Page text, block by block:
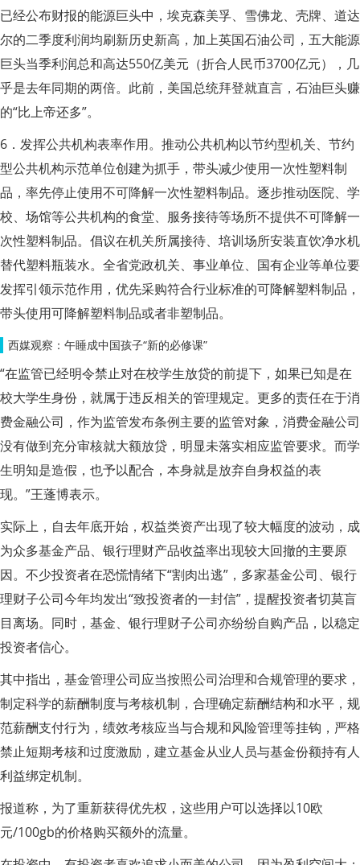
已经公布财报的能源巨头中，埃克森美孚、雪佛龙、壳牌、道达
尔的二季度利润均刷新历史新高，加上英国石油公司，五大能源
巨头当季利润总和高达550亿美元（折合人民币3700亿元），几
乎是去年同期的两倍。此前，美国总统拜登就直言，石油巨头赚
的“比上帝还多”。
6．发挥公共机构表率作用。推动公共机构以节约型机关、节约
型公共机构示范单位创建为抓手，带头减少使用一次性塑料制
品，率先停止使用不可降解一次性塑料制品。逐步推动医院、学
校、场馆等公共机构的食堂、服务接待等场所不提供不可降解一
次性塑料制品。倡议在机关所属接待、培训场所安装直饮净水机
替代塑料瓶装水。全省党政机关、事业单位、国有企业等单位要
发挥引领示范作用，优先采购符合行业标准的可降解塑料制品，
带头使用可降解塑料制品或者非塑制品。
西媒观察：午睡成中国孩子“新的必修课”
“在监管已经明令禁止对在校学生放贷的前提下，如果已知是在
校大学生身份，就属于违反相关的管理规定。更多的责任在于消
费金融公司，作为监管发布条例主要的监管对象，消费金融公司
没有做到充分审核就大额放贷，明显未落实相应监管要求。而学
生明知是造假，也予以配合，本身就是放弃自身权益的表
现。”王蓬博表示。
实际上，自去年底开始，权益类资产出现了较大幅度的波动，成
为众多基金产品、银行理财产品收益率出现较大回撤的主要原
因。不少投资者在恐慌情绪下“割肉出逃”，多家基金公司、银行
理财子公司今年均发出“致投资者的一封信”，提醒投资者切莫盲
目离场。同时，基金、银行理财子公司亦纷纷自购产品，以稳定
投资者信心。
其中指出，基金管理公司应当按照公司治理和合规管理的要求，
制定科学的薪酬制度与考核机制，合理确定薪酬结构和水平，规
范薪酬支付行为，绩效考核应当与合规和风险管理等挂钩，严格
禁止短期考核和过度激励，建立基金从业人员与基金份额持有人
利益绑定机制。
报道称，为了重新获得优先权，这些用户可以选择以10欧
元/100gb的价格购买额外的流量。